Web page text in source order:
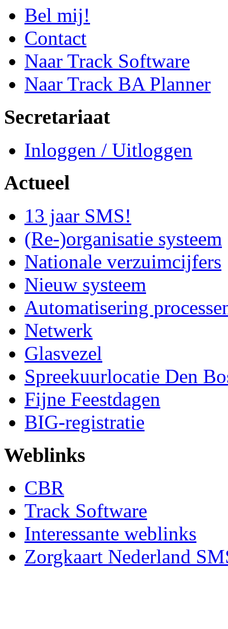
Bel mij!
Contact
Naar Track Software
Naar Track BA Planner
Secretariaat
Inloggen / Uitloggen
Actueel
13 jaar SMS!
(Re-)organisatie systeem
Nationale verzuimcijfers
Nieuw systeem
Automatisering
Netwerk
Glasvezel
Spreekuurlocatie Den
Fijne Feestdagen
BIG-registratie
Weblinks
CBR
Track Software
Interessante weblinks
Zorgkaart Nederland